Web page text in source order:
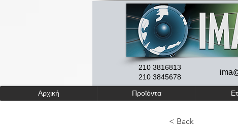
210 3816813
210 3845678
Αρχική Προϊόντα
< Back